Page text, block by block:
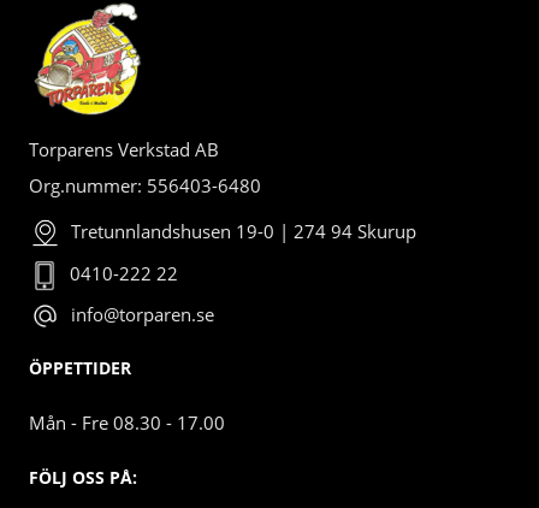
Torparens Verkstad AB
Org.nummer: 556403-6480
Tretunnlandshusen 19-0 | 274 94 Skurup
0410-222 22
info@torparen.se
ÖPPETTIDER
Mån - Fre 08.30 - 17.00
FÖLJ OSS PÅ: